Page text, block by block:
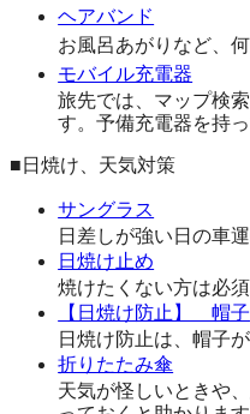
ヘアバンド
お風呂あがりなど、
モバイル充電器
旅先では、マップ検
す。予備充電器を持
■日焼け、天気対策
サングラス
日差しが強い日の車
日焼け止め
焼けたくない方は必須
【日焼け防止】 帽子
日焼け防止は、帽子
折りたたみ傘
天気が怪しいときや